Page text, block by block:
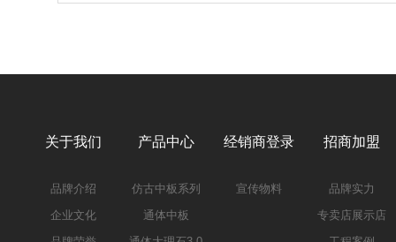
关于我们
品牌介绍
企业文化
产品中心
仿古中板系列
通体中板
经销商登录
宣传物料
招商加盟
品牌实力
专卖店展示店